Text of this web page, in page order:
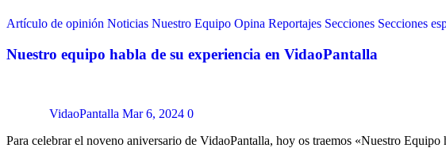
Artículo de opinión Noticias Nuestro Equipo Opina Reportajes Secciones Secciones
Nuestro equipo habla de su experiencia en VidaoPantalla
VidaoPantalla Mar 6, 2024 0
Para celebrar el noveno aniversario de VidaoPantalla, hoy os traemos «Nuestro